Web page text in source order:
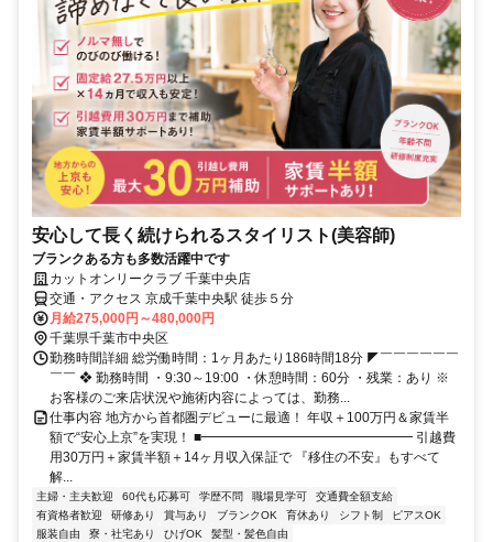
安心して長く続けられるスタイリスト(美容師)
ブランクある方も多数活躍中です
カットオンリークラブ 千葉中央店
交通・アクセス 京成千葉中央駅 徒歩５分
月給275,000円～480,000円
千葉県千葉市中央区
勤務時間詳細 総労働時間：1ヶ月あたり186時間18分 ◤￣￣￣￣￣￣
￣￣ ❖ 勤務時間 ・9:30～19:00 ・休憩時間：60分 ・残業：あり ※
お客様のご来店状況や施術内容によっては、勤務...
仕事内容 地方から首都圏デビューに最適！ 年収＋100万円＆家賃半
額で“安心上京”を実現！ ■━━━━━━━━━━━━━━━━ 引越費
用30万円＋家賃半額＋14ヶ月収入保証で 『移住の不安』もすべて
解...
主婦・主夫歓迎 60代も応募可 学歴不問 職場見学可
交通費全額支給
有資格者歓迎
研修あり 賞与あり ブランクOK 育休あり シフト制
ピアスOK
服装自由
寮・社宅あり ひげOK 髪型・髪色自由